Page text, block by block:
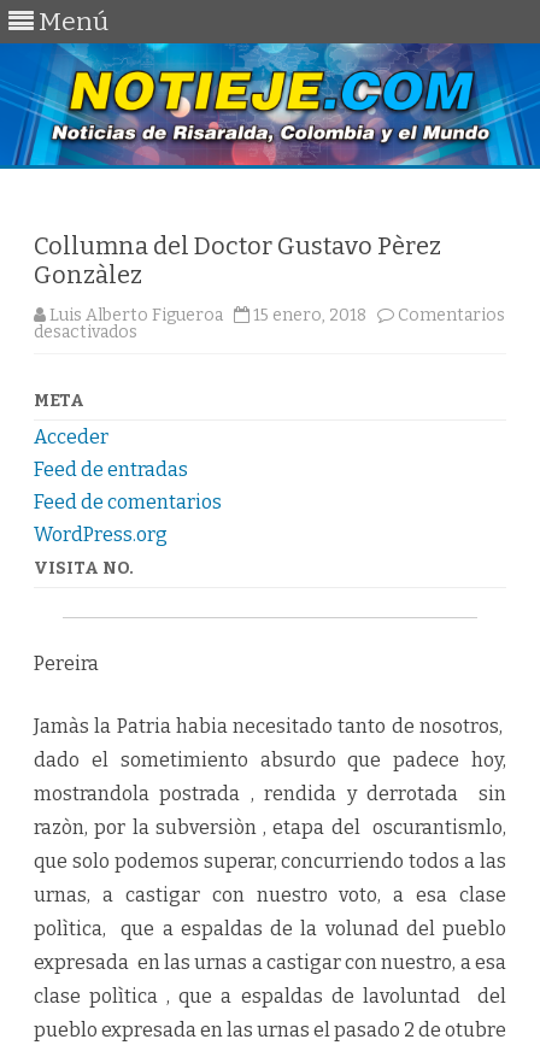
Menú
Collumna del Doctor Gustavo Pèrez
Gonzàlez
Luis Alberto Figueroa 15 enero, 2018
Comentarios
desactivados
META
Acceder
Feed de entradas
Feed de comentarios
WordPress.org
VISITA NO.
Pereira
Jamàs la Patria habia necesitado tanto de nosotros,
dado el sometimiento absurdo que padece hoy,
mostrandola postrada , rendida y derrotada sin
razòn, por la subversiòn , etapa del oscurantismlo,
que solo podemos superar, concurriendo todos a las
urnas, a castigar con nuestro voto, a esa clase
polìtica, que a espaldas de la volunad del pueblo
expresada en las urnas a castigar con nuestro, a esa
clase polìtica , que a espaldas de lavoluntad del
pueblo expresada en las urnas el pasado 2 de otubre